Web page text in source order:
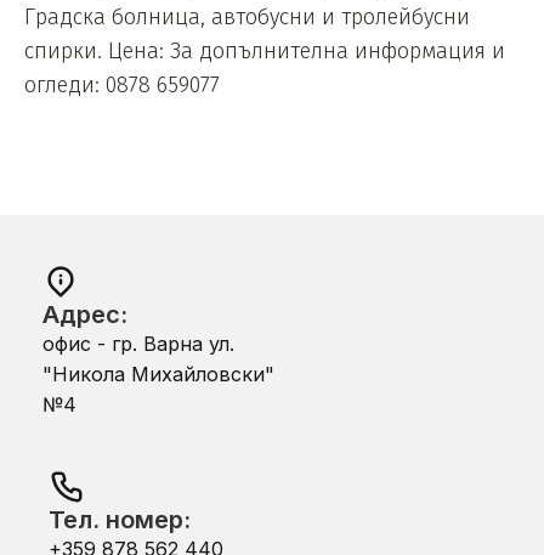
Градска болница, автобусни и тролейбусни
спирки. Цена: За допълнителна информация и
огледи: 0878 659077
Адрес:
офис - гр. Варна ул.
"Никола Михайловски"
№4
Тел. номер:
+359 878 562 440